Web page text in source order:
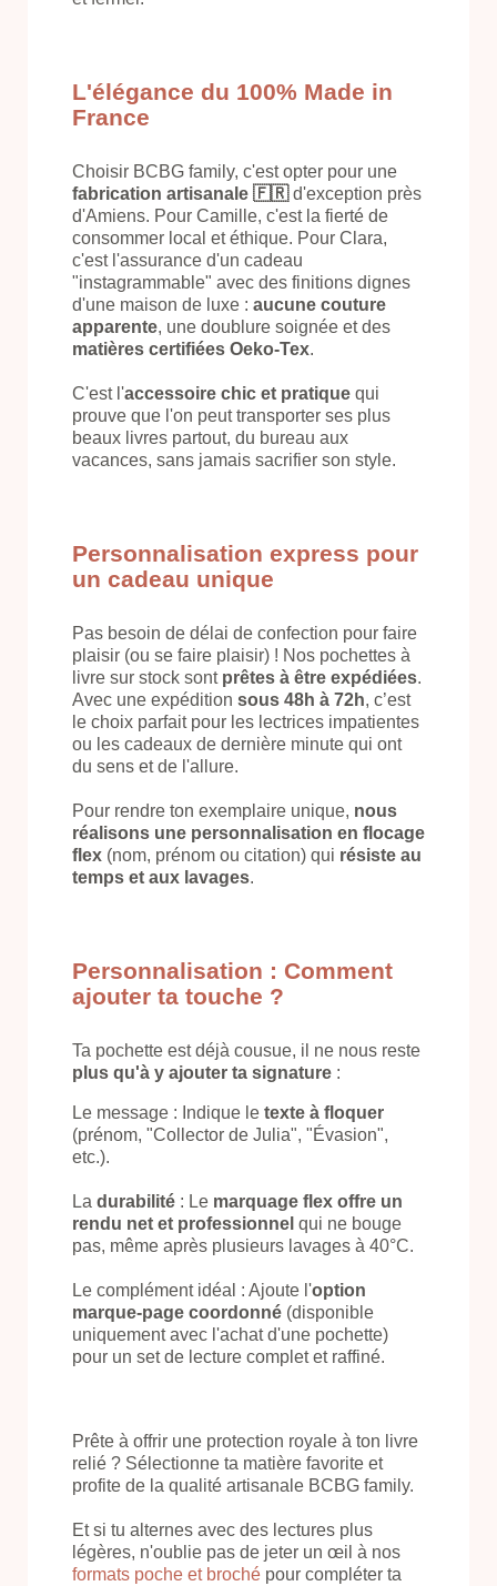
L'élégance du 100% Made in
France
Choisir BCBG family, c'est opter pour une
fabrication artisanale 🇫🇷d'exception près
d'Amiens. Pour Camille, c'est la fierté de
consommer local et éthique. Pour Clara,
c'est l'assurance d'un cadeau
"instagrammable" avec des finitions dignes
d'une maison de luxe : aucune couture
apparente, une doublure soignée et des
matières certifiées Oeko-Tex.
C'est l'accessoire chic et pratique qui
prouve que l'on peut transporter ses plus
beaux livres partout, du bureau aux
vacances, sans jamais sacrifier son style.
Personnalisation express pour
un cadeau unique
Pas besoin de délai de confection pour faire
plaisir (ou se faire plaisir) ! Nos pochettes à
livre sur stock sont prêtes à être expédiées.
Avec une expédition sous 48h à 72h, c’est
le choix parfait pour les lectrices impatientes
ou les cadeaux de dernière minute qui ont
du sens et de l'allure.
Pour rendre ton exemplaire unique, nous
réalisons une personnalisation en flocage
flex (nom, prénom ou citation) qui résiste au
temps et aux lavages.
Personnalisation : Comment
ajouter ta touche ?
Ta pochette est déjà cousue, il ne nous reste
plus qu'à y ajouter ta signature :
Le message : Indique le texte à floquer
(prénom, "Collector de Julia", "Évasion",
etc.).
La durabilité : Le marquage flex offre un
rendu net et professionnel qui ne bouge
pas, même après plusieurs lavages à 40°C.
Le complément idéal : Ajoute l'option
marque-page coordonné (disponible
uniquement avec l'achat d'une pochette)
pour un set de lecture complet et raffiné.
Prête à offrir une protection royale à ton livre
relié ? Sélectionne ta matière favorite et
profite de la qualité artisanale BCBG family.
Et si tu alternes avec des lectures plus
légères, n'oublie pas de jeter un œil à nos
formats poche et broché pour compléter ta